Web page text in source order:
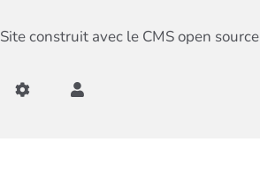
Site construit avec le CMS open source